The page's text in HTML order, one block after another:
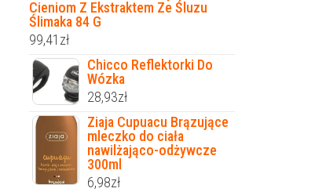
Cieniom Z Ekstraktem Ze Śluzu
Ślimaka 84 G
99,41 zł
Chicco Reflektorki Do
Wózka
28,93zł
Ziaja Cupuacu Brązujące
mleczko do ciała
nawilżająco-odżywcze
300ml
6,98zł